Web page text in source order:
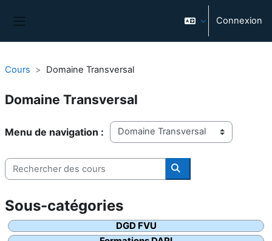
Connexion
Cours Domaine Transversal
Domaine Transversal
Catégories de cours
Rechercher des cours
Rechercher des cours
DGD FVU